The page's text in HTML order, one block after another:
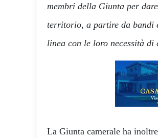
membri della Giunta per
territorio, a partire da bandi
linea con le loro necessità di
La Giunta camerale ha